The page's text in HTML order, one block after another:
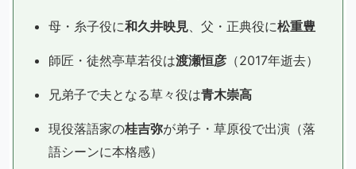
母・糸子役に和久井映見 、父・正典役に松重豊
師匠・徒然亭草若役は渡瀬恒彦 （2017年逝去）
兄弟子で夫となる草々役は青木崇高
現役落語家の桂吉弥が弟子・草原役で出演（落
語シーンに本格感）